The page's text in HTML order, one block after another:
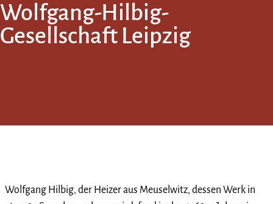
Wolfgang-Hilbig-
Gesellschaft Leipzig
Wolfgang Hilbig, der Heizer aus Meuselwitz, dessen Werk in